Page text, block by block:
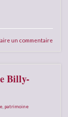
un commentaire
Billy-
patrimoine